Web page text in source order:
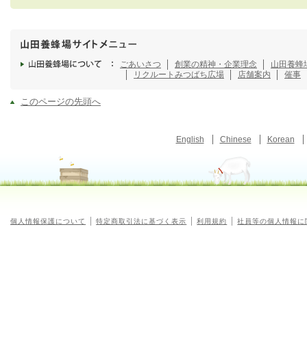
ごあいさつ 創業の精神・企業理念
山田養蜂
リクルート みつばち広場 店舗案内 催事
このページの先頭へ
English Chinese Korean
個人情報保護について 特定商取引法に基づく表示 利用規約 社員等の個人情報